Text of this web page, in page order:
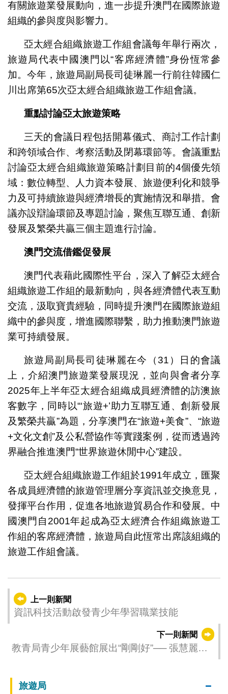
有關旅遊業發展動向，進一步提升澳門在國際旅遊
組織的參與度與影響力。
亞太經合組織旅遊工作組會議每年舉行兩次，
旅遊局代表中國澳門以“客席經濟體”身份恆常參
加。今年，旅遊局副局長司徒琳麗一行前往韓國仁
川出席第65次亞太經合組織旅遊工作組會議。
重點討論亞太旅遊策略
三天的會議日程包括開幕儀式、商討工作計劃
和跨領域合作、考察活動及閉幕環節等。會議重點
討論亞太經合組織旅遊策略計劃目前的4個優先領
域：數位轉型、人力資本發展、旅遊便利化和競爭
力及可持續旅遊與經濟增長的實施情況和舉措。會
議亦設辯論環節及專題討論，聚焦互聯互通、創新
發展及繁榮共贏三個主題進行討論。
澳門交流借鑑促發展
澳門代表藉此國際性平台，深入了解亞太經合
組織旅遊工作組的最新動向，與各經濟體代表互動
交流，汲取寶貴經驗，同時提升澳門在國際旅遊組
織中的參與度，增進國際聯繫，助力推動澳門旅遊
業可持續發展。
旅遊局副局長司徒琳麗在今（31）日的會議
上，介紹澳門旅遊業發展現況，並向與會者分享
2025年上半年亞太經合組織成員經濟體的訪澳旅
客數字，同時以“‘旅遊+’助力互聯互通、創新發展
及繁榮共贏”為題，分享澳門在“旅遊+美食”、“旅遊
+文化文創”及公私營協作等實踐案例，從而透過跨
界融合推進澳門“世界旅遊休閒中心”建設。
亞太經合組織旅遊工作組於1991年成立，匯聚
各成員經濟體的旅遊管理層分享資訊並交換意見，
發揮平台作用，促進各地旅遊貿易合作和發展。中
國澳門自2001年起成為亞太經濟合作組織旅遊工
作組的客席經濟體，旅遊局自此恆常出席該組織的
旅遊工作組會議。
上一則新聞
資訊科技活動啟發青少年學習職業技能
下一則新聞
教青局青少年展藝館展出“剛剛好”── 張慧麗個
旅遊局